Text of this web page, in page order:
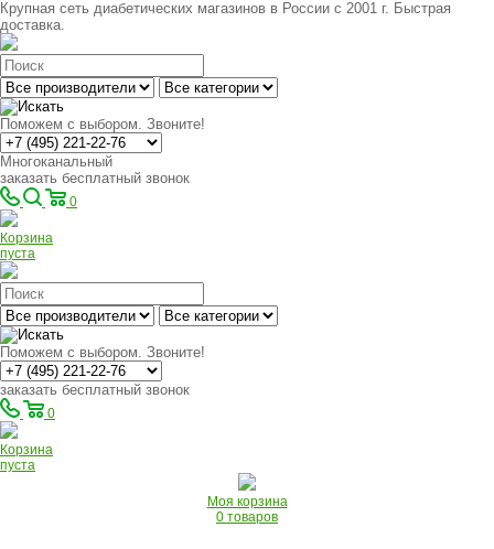
Крупная сеть диабетических магазинов в России с 2001 г. Быстрая
доставка.
Поможем с выбором. Звоните!
Многоканальный
заказать бесплатный звонок
0
Корзина
пуста
Поможем с выбором. Звоните!
заказать бесплатный звонок
0
Корзина
пуста
Моя корзина
0 товаров